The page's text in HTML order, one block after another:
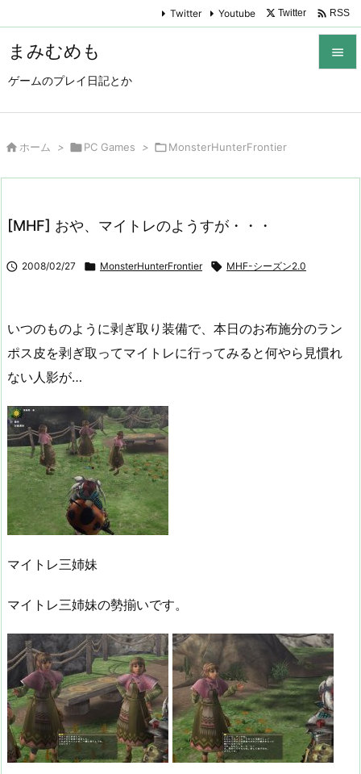
まみむめも
ゲームのプレイ日記とか

Twitter Youtube Twitter  RSS
 ホーム > PC Games > MonsterHunterFrontier
[MHF] おや、マイトレのようすが・・・
 2008/02/27  MonsterHunterFrontier  MHF-シーズン2.0
いつのものように剥ぎ取り装備で、本日のお布施分のラン
ポス皮を剥ぎ取ってマイトレに行ってみると何やら見慣れ
ない人影が…
マイトレ三姉妹
マイトレ三姉妹の勢揃いです。